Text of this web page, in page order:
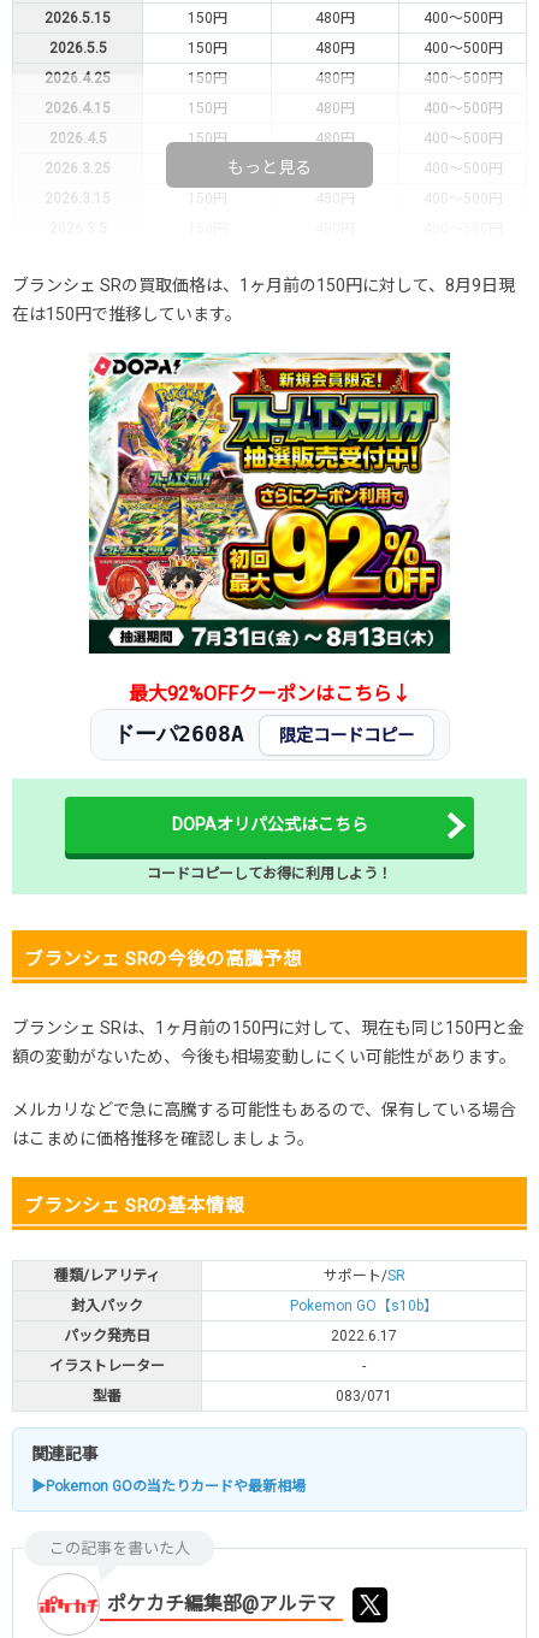
2026.5.15 150円 480円
400～500円
2026.5.5
150円 480円
400～500円
2026.4.25
150円 480円
400～500円
2026.4.15
150円 480円
400～500円
2026.4.5
150円 480円
400～500円
2026.3.25
400～500円
2026.3.15
150円 480円
400～500円
2026.2.15
150円 480円
400～500円
2026.2.5
150円
2026.1.25
150円 480円
400～500円
2026.1.15
150円 480円
400～500円
2026.1.5
150円 480円
400～500円
2025.12.25
150円 480円
400～500円
2025.12.15
150円 480円
2025.12.5
150円 480円
400～500円
2025.11.25
150円 480円
400～500円
2025.11.15
150円 480円
400～500円
2025.11.5
150円 480円
400～500円
2025.10.25
150円 480円
400～500円
発売日初動
500円 -円 400～500円
もっと見る
ブランシェ SRの買取価格は、1ヶ月前の150円に対して、8月9日現
在は150円で推移しています。
最大92%OFFクーポンはこちら↓
ドーパ2608A 限定コードコピー
DOPAオリパ公式はこちら
コードコピーしてお得に利用しよう！
ブランシェ SRの今後の高騰予想
ブランシェ SRは、1ヶ月前の150円に対して、現在も同じ150円と金
額の変動がないため、今後も相場変動しにくい可能性があります。
メルカリなどで急に高騰する可能性もあるので、保有している場合
はこまめに価格推移を確認しましょう。
ブランシェ SRの基本情報
種類/レアリティ サポート/SR
封入パック
Pokemon GO【s10b】
パック発売日
2022.6.17
イラストレーター
-
型番
083/071
関連記事
▶Pokemon GOの当たりカードや最新相場
この記事を書いた人
ポケカチ編集部@アルテマ